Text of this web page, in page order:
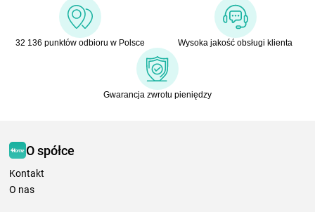
32 136 punktów odbioru w Polsce Wysoka jakość obsługi klienta
Gwarancja zwrotu pieniędzy
O spółce
Kontakt
O nas